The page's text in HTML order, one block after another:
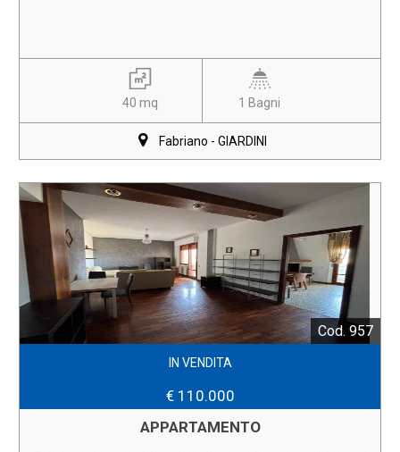
40 mq 1 Bagni
Fabriano - GIARDINI
Cod. 957
IN VENDITA
€ 110.000
APPARTAMENTO